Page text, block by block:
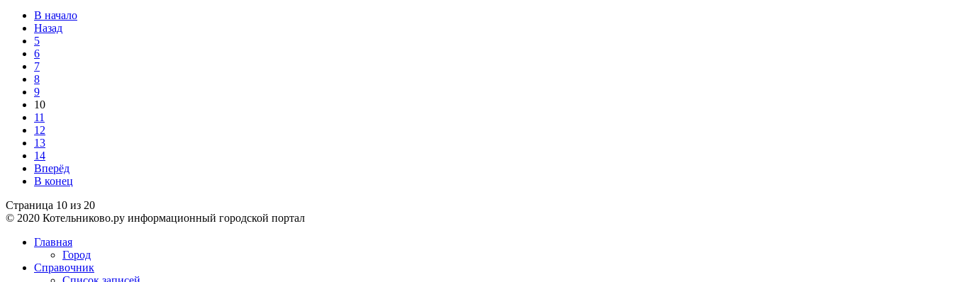
В начало
Назад
5
6
7
8
9
10
11
12
13
14
Вперёд
В конец
Страница 10 из 20
© 2020 Котельниково.ру информационный городской портал
Главная
Город
Справочник